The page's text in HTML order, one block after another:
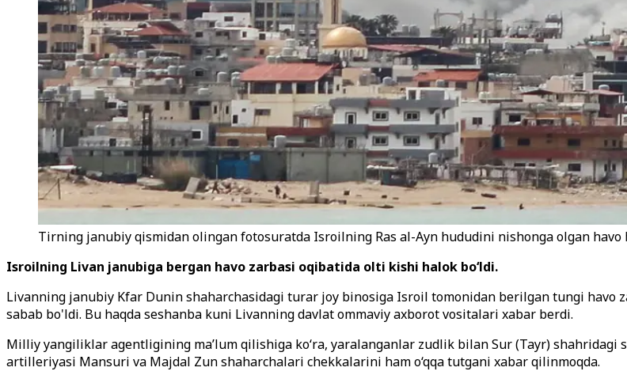
Tirning janubiy qismidan olingan fotosuratda Isroilning Ras al-Ayn hududini nishonga olgan havo
Isroilning Livan janubiga bergan havo zarbasi oqibatida olti kishi halok bo‘ldi.
Livanning janubiy Kfar Dunin shaharchasidagi turar joy binosiga Isroil tomonidan berilgan tungi
sabab bo'ldi. Bu haqda seshanba kuni Livanning davlat ommaviy axborot vositalari xabar berdi.
Milliy yangiliklar agentligining ma’lum qilishiga ko‘ra, yaralanganlar zudlik bilan Sur (Tayr)
artilleriyasi Mansuri va Majdal Zun shaharchalari chekkalarini ham o‘qqa tutgani xabar qilinmoqda.